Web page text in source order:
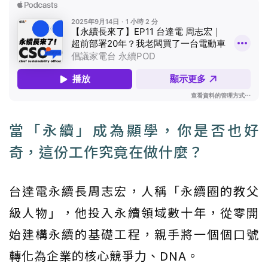
當「永續」成為顯學，你是否也好
奇，這份工作究竟在做什麼？
台達電永續長周志宏，人稱「永續圈的教父
級人物」，他投入永續領域數十年，從零開
始建構永續的基礎工程，親手將一個個口號
轉化為企業的核心競爭力、DNA。